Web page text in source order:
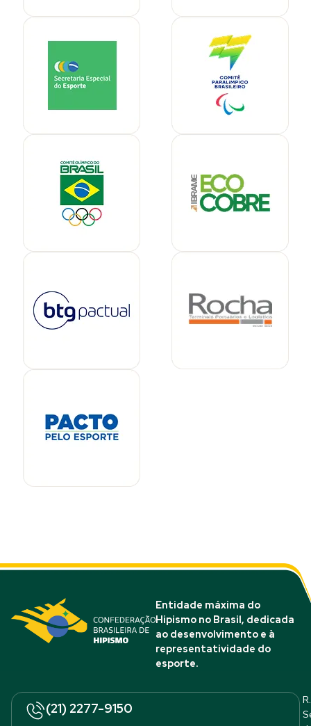
Entidade máxima do
Hipismo no Brasil, dedicada
ao desenvolvimento e à
representatividade do
esporte.
(21) 2277-9150
R.